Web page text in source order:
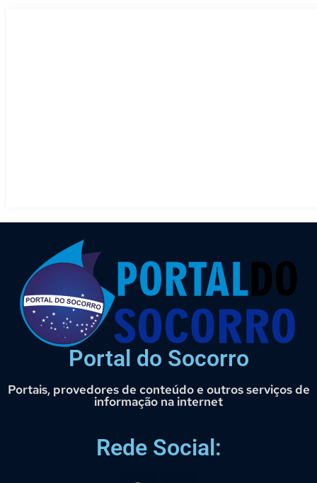
Portal do Socorro
Portais, provedores de conteúdo e outros serviços de
informação na internet
Rede Social: